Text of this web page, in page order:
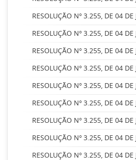
RESOLUÇÃO Nº 3.255, DE 04
RESOLUÇÃO Nº 3.255, DE 04
RESOLUÇÃO Nº 3.255, DE 04
RESOLUÇÃO Nº 3.255, DE 04
RESOLUÇÃO Nº 3.255, DE 04
RESOLUÇÃO Nº 3.255, DE 04
RESOLUÇÃO Nº 3.255, DE 04
RESOLUÇÃO Nº 3.255, DE 04
RESOLUÇÃO Nº 3.255, DE 04